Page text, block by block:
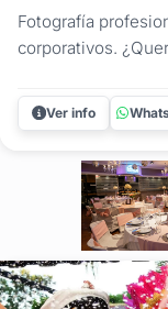
Fotografía
corporativos.
se vivió? En
fotografía de
Ver info